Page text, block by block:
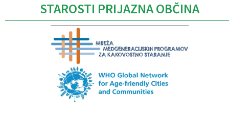
STAROSTI PRIJAZNA OBČINA